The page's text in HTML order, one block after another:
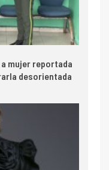
a mujer reportada
desorientada